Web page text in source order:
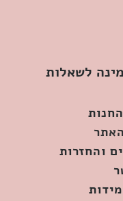
לשאלות
והחזרות